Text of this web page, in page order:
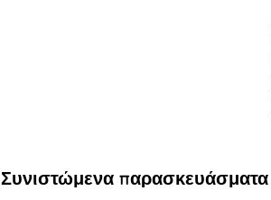
Συνιστώμενα παρασκευάσματα